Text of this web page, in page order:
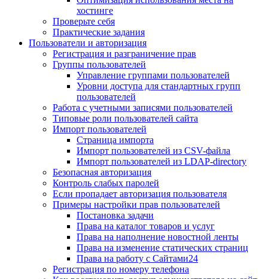
хостинге
Проверьте себя
Практические задания
Пользователи и авторизация
Регистрация и разграничение прав
Группы пользователей
Управление группами пользователей
Уровни доступа для стандартных групп
пользователей
Работа с учетными записями пользователей
Типовые роли пользователей сайта
Импорт пользователей
Страница импорта
Импорт пользователей из CSV-файла
Импорт пользователей из LDAP-directory
Безопасная авторизация
Контроль слабых паролей
Если пропадает авторизация пользователя
Примеры настройки прав пользователей
Постановка задачи
Права на каталог товаров и услуг
Права на наполнение новостной ленты
Права на изменение статических страниц
Права на работу с Сайтами24
Регистрация по номеру телефона